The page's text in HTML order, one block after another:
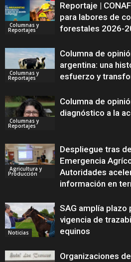
Columnas y
Reportajes
Reportaje |
para labores de
forestales 2026-
Columnas y
Reportajes
Columna de
argentina: una
esfuerzo y
Columnas y
Reportajes
Columna de
diagnóstico a la
Agricultura y
Producción
Despliegue tras
Emergencia
Autoridades
información en
Noticias
SAG amplía plazo
vigencia de
equinos
Organizaciones